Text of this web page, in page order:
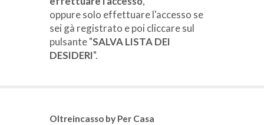
oppure solo effettuare l'accesso se
sei gà registrato e poi cliccare sul
pulsante "SALVA LISTA DEI
DESIDERI".
Oltreincasso by Per Casa